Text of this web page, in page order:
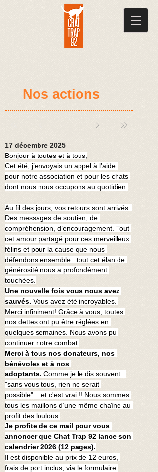
Nos actions
17 décembre 2025
Bonjour à toutes et à tous,
Cet été, j’envoyais un appel à l’aide
pour notre association et pour les chats
dont nous nous occupons au quotidien.
Au fil des jours, vos retours sont arrivés.
Des messages de soutien, de
compréhension, d’encouragement. Tout
cet amour partagé pour ces merveilleux
félins et pour la cause que nous
défendons ensemble...tout cet élan de
générosité nous a profondément
touchées.
Une nouvelle fois vous nous avez
sauvés. Vous avez été incroyables.
Merci infiniment! Grâce à vous, toutes
nos dettes ont pu être réglées en
quelques semaines. Nous avons pu
continuer notre combat.
Merci à tous nos donateurs, nos
bénévoles et à nos
adoptants. Comme je le dis souvent:
"sans vous tous, rien ne serait
possible"... et c'est vrai !! Nous sommes
tous les maillons d’une même chaîne au
profit des loulous.
Je profite de ce mail pour vous
annoncer que Chat Trap 92 lance son
calendrier 2026 (12 pages).
Il est disponible au prix de 12 euros,
frais de port inclus, via le formulaire